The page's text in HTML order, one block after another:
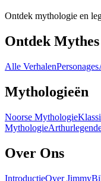
Ontdek mythologie en
Ontdek Mythes
Alle VerhalenPersonages
Mythologieën
Noorse Mythologie
Mythologie
Over Ons
IntroductieOver Jimmy